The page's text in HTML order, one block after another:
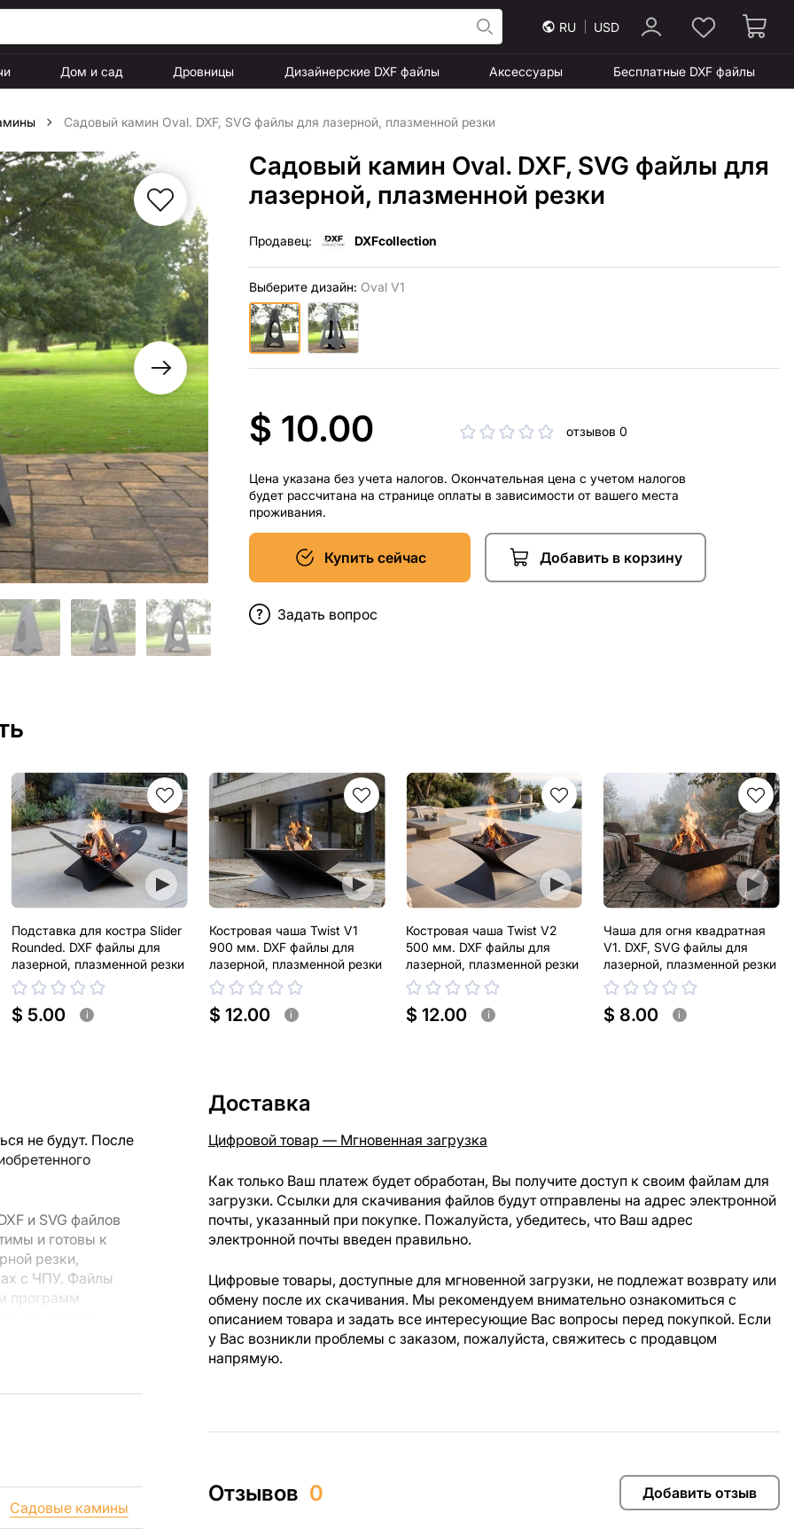
RU USD
Дом и сад Дровницы Дизайнерские DXF файлы Аксессуары Бесплатные DXF файлы
Садовый камин Oval. DXF, SVG файлы для лазерной, плазменной резки
Садовый камин Oval. DXF, SVG файлы для
лазерной, плазменной резки
Продавец: DXFcollection
Выберите дизайн: Oval V1
$ 10.00 отзывов 0
Цена указана без учета налогов. Окончательная цена с учетом налогов
будет рассчитана на странице оплаты в зависимости от вашего места
проживания.
Купить сейчас Добавить в корзину
Задать вопрос
Подставка для костра Slider
Rounded. DXF файлы для
лазерной, плазменной резки
$ 5.00 i
Костровая чаша Twist V1
900 мм. DXF файлы для
лазерной, плазменной резки
$ 12.00 i
Костровая чаша Twist V2
500 мм. DXF файлы для
лазерной, плазменной резки
$ 12.00 i
Чаша для огня квадратная
V1. DXF, SVG файлы для
лазерной, плазменной резки
$ 8.00 i
не будут. После
и SVG файлов
и готовы к
резки,
с ЧПУ. Файлы
программ
созданы с
что
Садовые камины
Доставка
Цифровой товар — Мгновенная загрузка
Как только Ваш платеж будет обработан, Вы получите доступ к своим файлам для
загрузки. Ссылки для скачивания файлов будут отправлены на адрес электронной
почты, указанный при покупке. Пожалуйста, убедитесь, что Ваш адрес
электронной почты введен правильно.
Цифровые товары, доступные для мгновенной загрузки, не подлежат возврату или
обмену после их скачивания. Мы рекомендуем внимательно ознакомиться с
описанием товара и задать все интересующие Вас вопросы перед покупкой. Если
у Вас возникли проблемы с заказом, пожалуйста, свяжитесь с продавцом
напрямую.
Отзывов 0 Добавить отзыв